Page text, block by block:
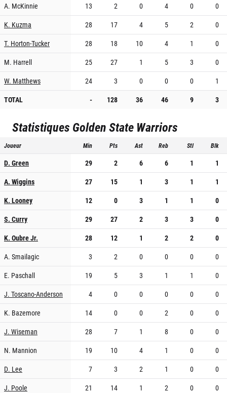
A. McKinnie
13 2 0 4 0
0
K. Kuzma
28 17 4 5 2
0
T. Horton-Tucker
28 18 10 4 1
0
M. Harrell
25 27 1 5 3
0
W. Matthews
24 3 0 0 0
1
TOTAL
- 128 36 46 9 3
Statistiques Golden State Warriors
Joueur Min Pts Ast Reb Stl Blk
D. Green 29 2 6 6 1
1
A. Wiggins
27 15 1 3 1
1
K. Looney
12 0 3 1 1
0
S. Curry
29 27 2 3 3
0
K. Oubre Jr.
28 12 1 2 2
0
A. Smailagic
3 2 0 0 0
0
E. Paschall
19 5 3 1 1
0
J. Toscano-Anderson
4 0 0 0 0
0
K. Bazemore
14 0 0 2 0
0
J. Wiseman
28 7 1 8 0
0
N. Mannion
19 10 4 1 0
0
D. Lee
7 3 2 1 0
0
J. Poole
21 14 1 2 0
0